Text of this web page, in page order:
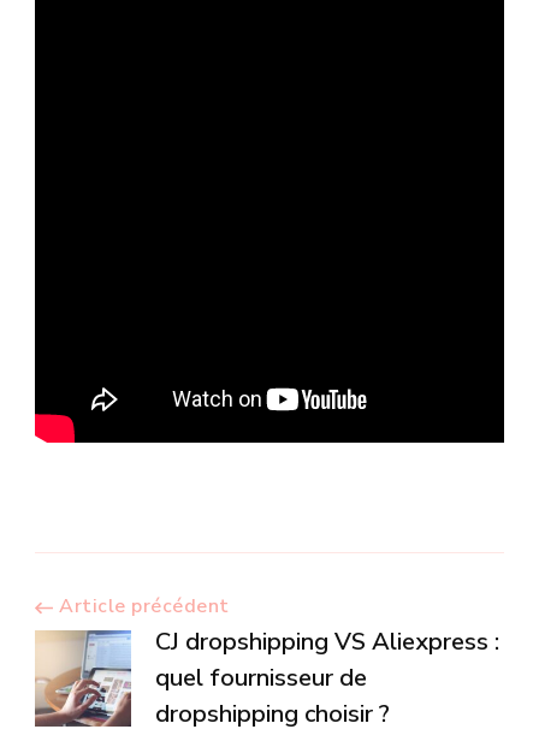
Navigation
d’article
Article précédent
CJ dropshipping VS Aliexpress :
quel fournisseur de
dropshipping choisir ?